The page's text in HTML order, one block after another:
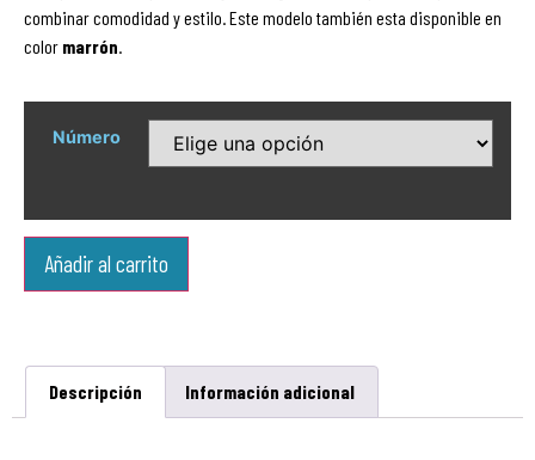
combinar comodidad y estilo. Este modelo también esta disponible en
color marrón
Número
Añadir al carrito
Descripción Información adicional